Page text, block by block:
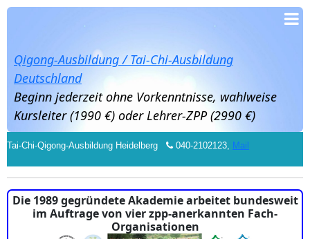
Qigong-Ausbildung / Tai-Chi-Ausbildung
Deutschland
Beginn jederzeit ohne Vorkenntnisse, wahlweise
Kursleiter (1990 €) oder Lehrer-ZPP (2990 €)
Tai-Chi-Qigong-Ausbildung Heidelberg 040-2102123, Mail
Die 1989 gegründete Akademie arbeitet bundesweit
im Auftrage von vier zpp-anerkannten Fach-
Organisationen